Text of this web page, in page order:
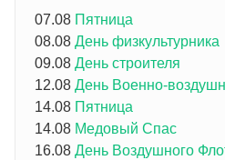
07.08 Пятница
08.08 День физкультурника
09.08 День строителя
12.08 День Военно-
14.08 Пятница
14.08 Медовый Спас
16.08 День Воздушного